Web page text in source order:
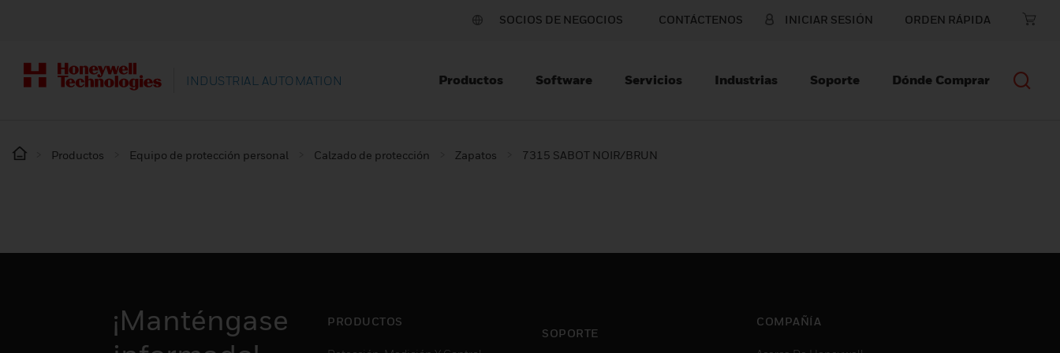
SOCIOS DE NEGOCIOS CONTÁCTENOS INICIAR SESIÓN ORDEN RÁPIDA
INDUSTRIAL AUTOMATION Productos Software Servicios Industrias Soporte Dónde Comprar
Productos Equipo de protección personal Calzado de protección Zapatos 7315 SABOT NOIR/BRUN
¡Manténgase
PRODUCTOS
SOPORTE
COMPAÑÍA